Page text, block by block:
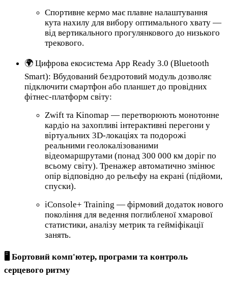
Спортивне кермо має плавне налаштування
кута нахилу для вибору оптимального хвату —
від вертикального прогулянкового до низького
трекового.
🌍 Цифрова екосистема App Ready 3.0 (Bluetooth
Smart): Вбудований бездротовий модуль дозволяє
підключити смартфон або планшет до провідних
фітнес-платформ світу:
Zwift та Kinomap — перетворюють монотонне
кардіо на захопливі інтерактивні перегони у
віртуальних 3D-локаціях та подорожі
реальними геолокалізованими
відеомаршрутами (понад 300 000 км доріг по
всьому світу). Тренажер автоматично змінює
опір відповідно до рельєфу на екрані (підйоми,
спуски).
iConsole+ Training — фірмовий додаток нового
покоління для ведення поглибленої хмарової
статистики, аналізу метрик та гейміфікації
занять.
🖥️ Бортовий комп'ютер, програми та контроль
серцевого ритму